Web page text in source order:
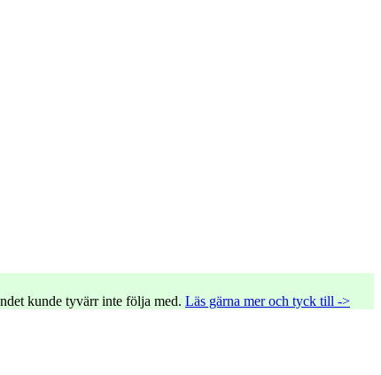
kunde tyvärr inte följa med. Läs gärna mer och tyck till ->